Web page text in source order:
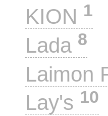
KION 1
Lada 8
Laimon
Lay's 10